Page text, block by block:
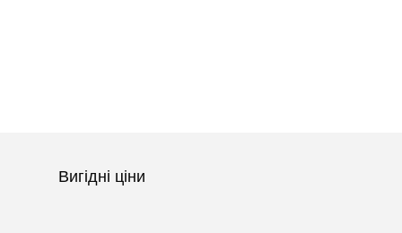
Вигідні ціни